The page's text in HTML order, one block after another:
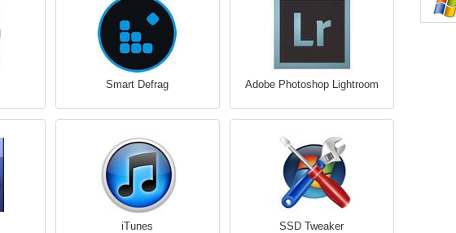
Smart Defrag Adobe Photoshop Lightroom
iTunes SSD Tweaker